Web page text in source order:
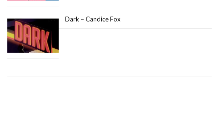
Dark – Candice Fox